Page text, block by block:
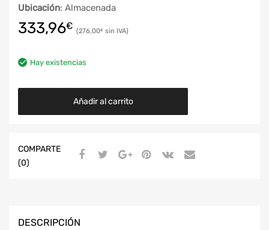
Ubicación: Almacenada
333,96€ 276,00€
Hay existencias
Añadir al carrito
COMPARTE
(0)
DESCRIPCIÓN